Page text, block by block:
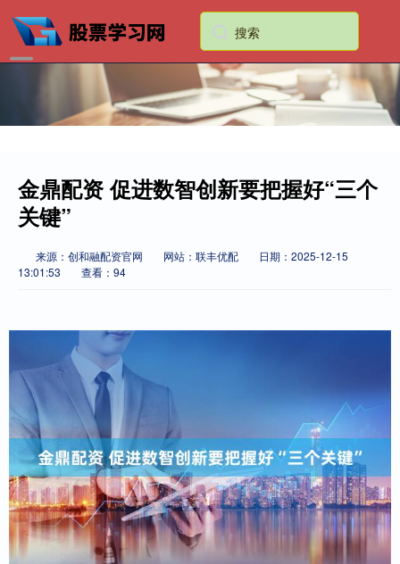
金鼎配资 促进数智创新要把握好“三个
关键”
来源：创和融配资官网 网站：联丰优配
日期：2025-12-15
13:01:53
查看：94